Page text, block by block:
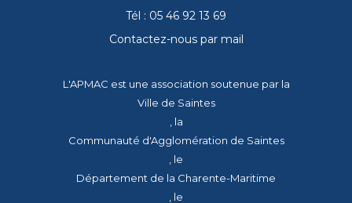
Tél : 05 46 92 13 69
Contactez-nous par mail
L'APMAC est une association soutenue par la
Ville de Saintes
, la
Communauté d'Agglomération de Saintes
, le
Département de la Charente-Maritime
, le